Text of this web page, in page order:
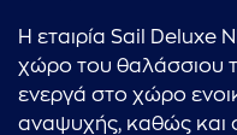
Η εταιρία Sail Deluxe
χώρο του θαλάσσιου
ενεργά στο χώρο
αναψυχής, καθώς και